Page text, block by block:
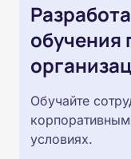
обучения
Обучайте
условиях.